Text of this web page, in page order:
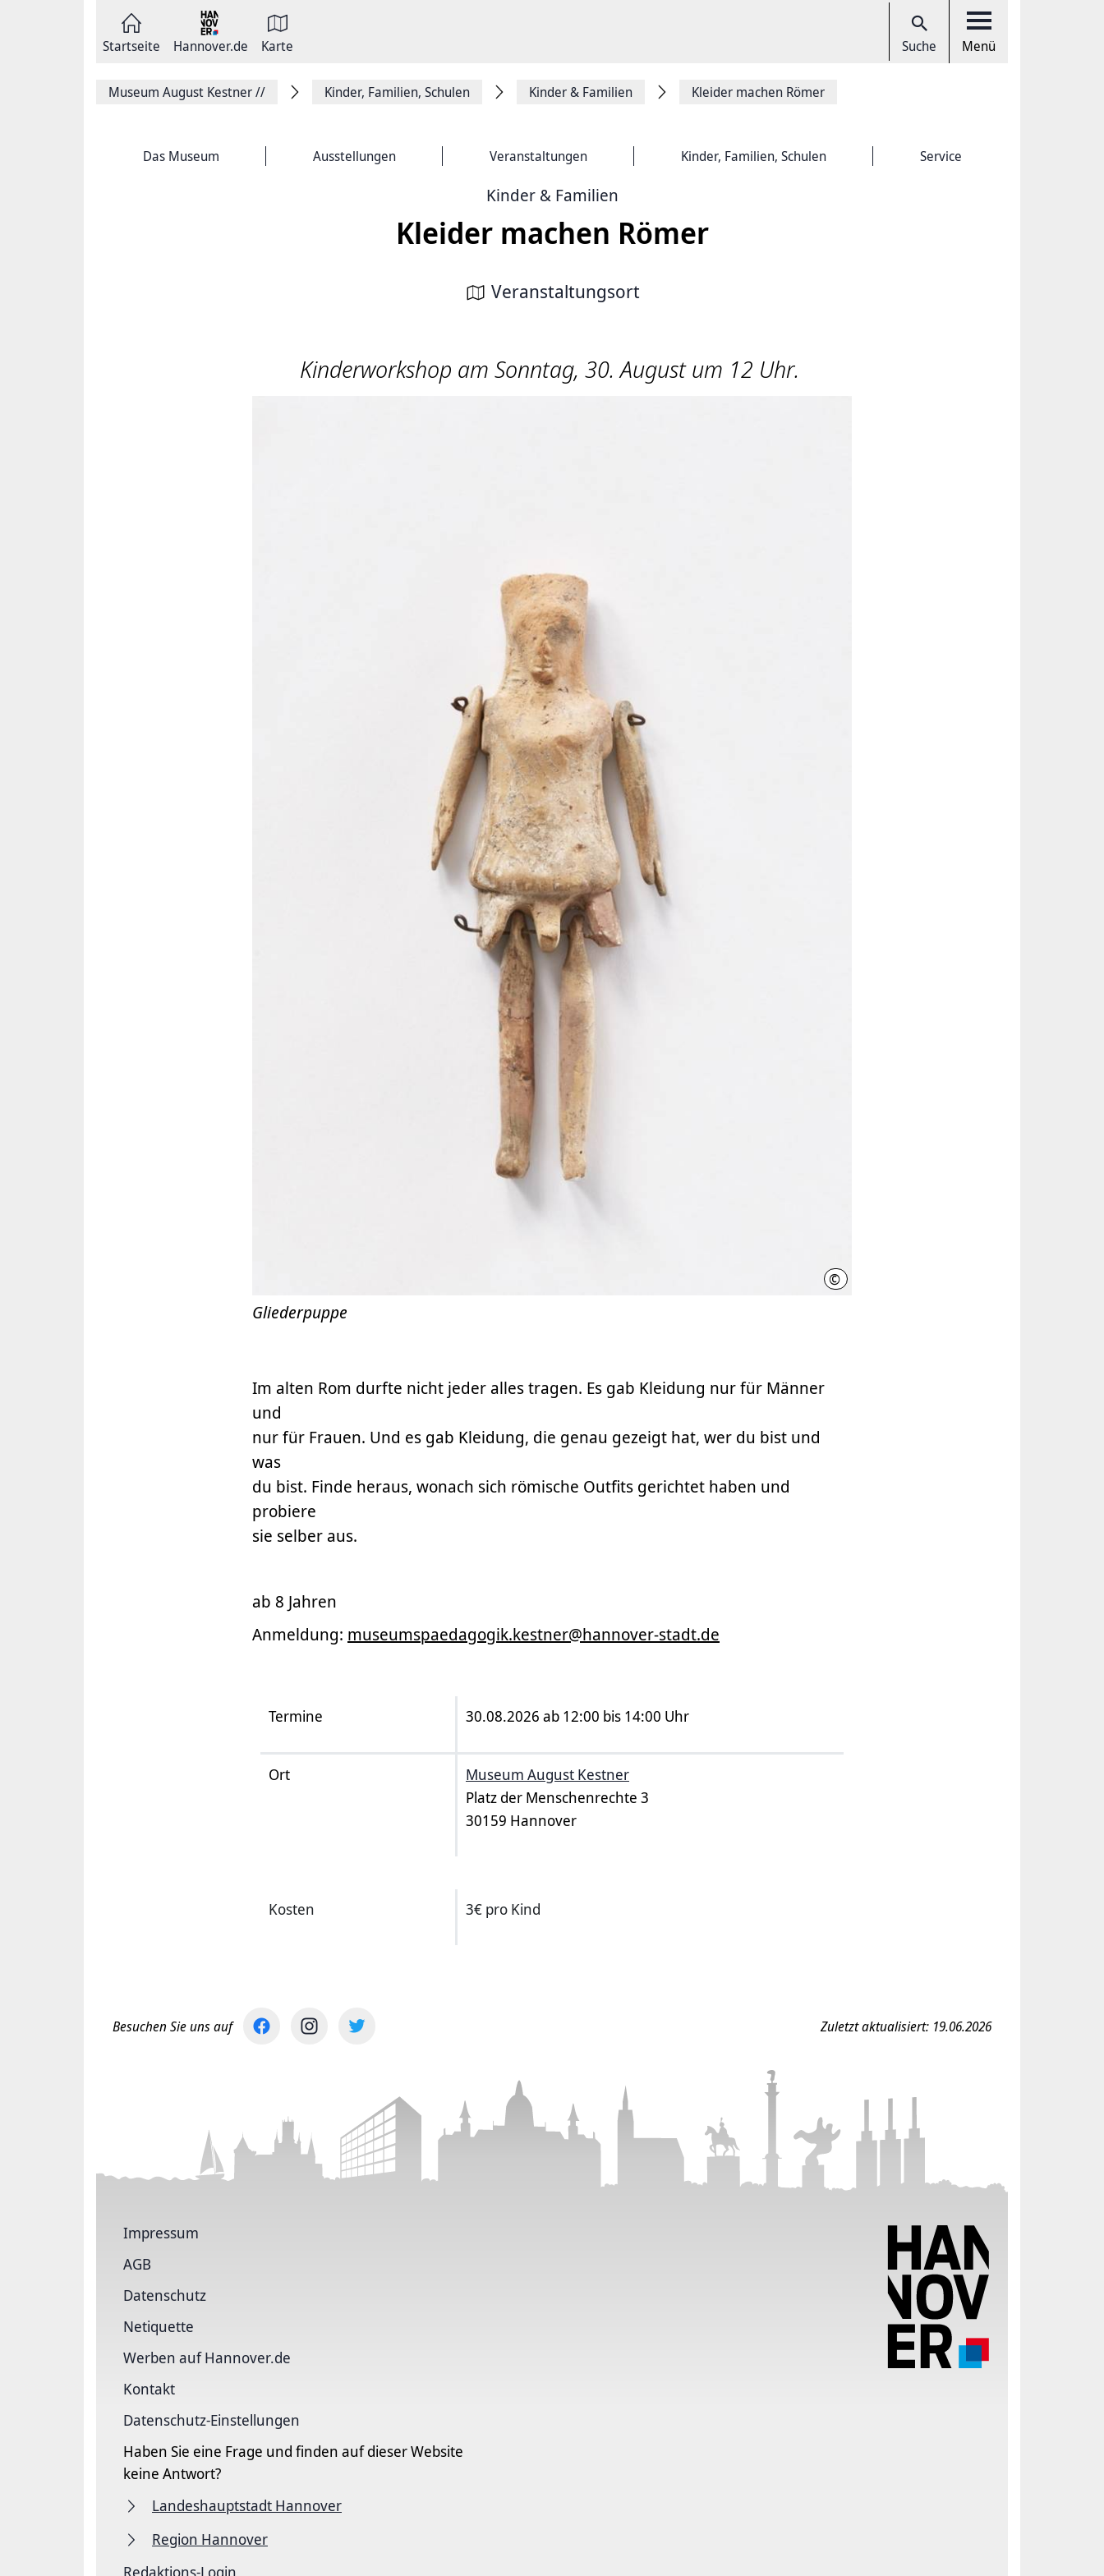
Startseite Hannover.de Karte Suche Menü
Museum August Kestner// Kinder, Familien, Schulen Kinder & Familien Kleider machen Römer
Das Museum Ausstellungen Veranstaltungen Kinder, Familien, Schulen Service
Kinder & Familien
Kleider machen Römer
Veranstaltungsort
Kinderworkshop am Sonntag, 30. August um 12 Uhr.
© Christian Rose, Museum August Kestner
Gliederpuppe
Im alten Rom durfte nicht jeder alles tragen. Es gab Kleidung nur für Männer
und
nur für Frauen. Und es gab Kleidung, die genau gezeigt hat, wer du bist und
was
du bist. Finde heraus, wonach sich römische Outfits gerichtet haben und
probiere
sie selber aus.
ab 8 Jahren
Anmeldung: museumspaedagogik.kestner@hannover-stadt.de
Termine 30.08.2026 ab 12:00 bis 14:00 Uhr
Ort
Museum August Kestner
Platz der Menschenrechte 3
30159 Hannover
Kosten 3€ pro Kind
Besuchen Sie uns auf Zuletzt aktualisiert: 19.06.2026
Impressum
AGB
Datenschutz
Netiquette
Werben auf Hannover.de
Kontakt
Datenschutz-Einstellungen
Haben Sie eine Frage und finden auf dieser Website
keine Antwort?
Landeshauptstadt Hannover
Region Hannover